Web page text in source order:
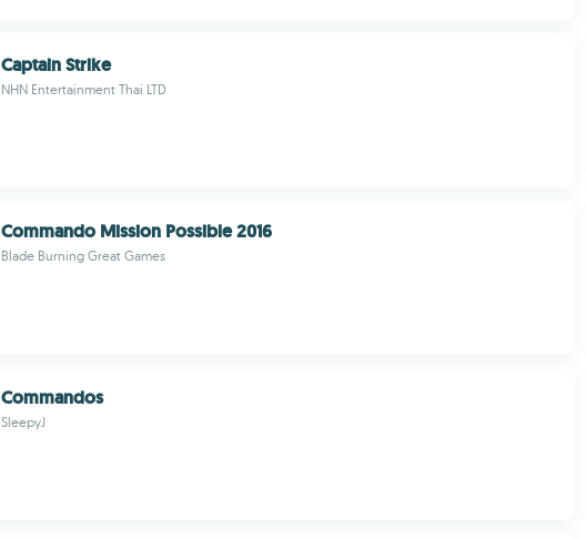
Captain Strike
NHN Entertainment Thai LTD
Commando Mission Possible 2016
Blade Burning Great Games
Commandos
SleepyJ